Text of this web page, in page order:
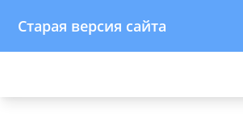
Старая версия сайта